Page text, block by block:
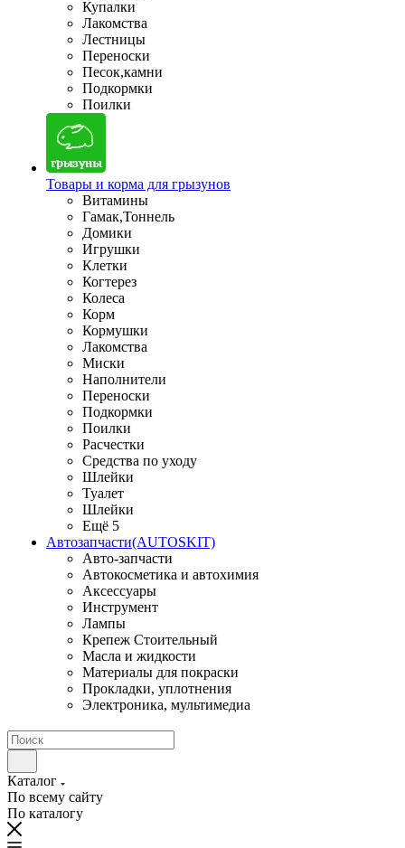
Купалки
Лакомства
Лестницы
Переноски
Песок,камни
Подкормки
Поилки
Товары и корма для грызунов
Витамины
Гамак,Тоннель
Домики
Игрушки
Клетки
Когтерез
Колеса
Корм
Кормушки
Лакомства
Миски
Наполнители
Переноски
Подкормки
Поилки
Расчестки
Средства по уходу
Шлейки
Туалет
Шлейки
Ещё 5
Автозапчасти(AUTOSKIT)
Авто-запчасти
Автокосметика и автохимия
Аксессуары
Инструмент
Лампы
Крепеж Стоительный
Масла и жидкости
Материалы для покраски
Прокладки, уплотнения
Электроника, мультимедиа
Каталог
По всему сайту
По каталогу